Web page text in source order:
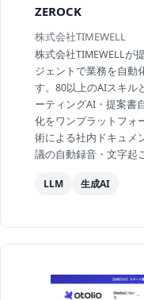
ZEROCK
株式会社TIMEWELL
株式会社TIMEWELLが
ジェントで業務を自動
す。80以上のAIスキル
ーティングAI・提案書
化をワンプラットフォ
術による社内ドキュメ
議の自動録音・文字起
あります。
LLM 生成AI